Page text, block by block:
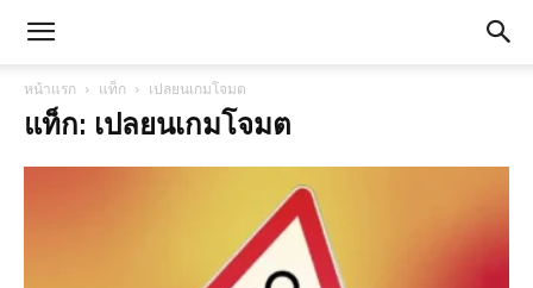
หน้าแรก แท็ก เปลยนเกมโจมต
แท็ก: เปลยนเกมโจมต